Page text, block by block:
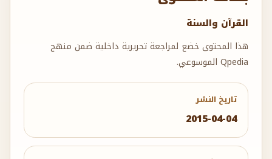
Qpedia الموسوعي.
تاريخ النشر
2015-04-04
1,174